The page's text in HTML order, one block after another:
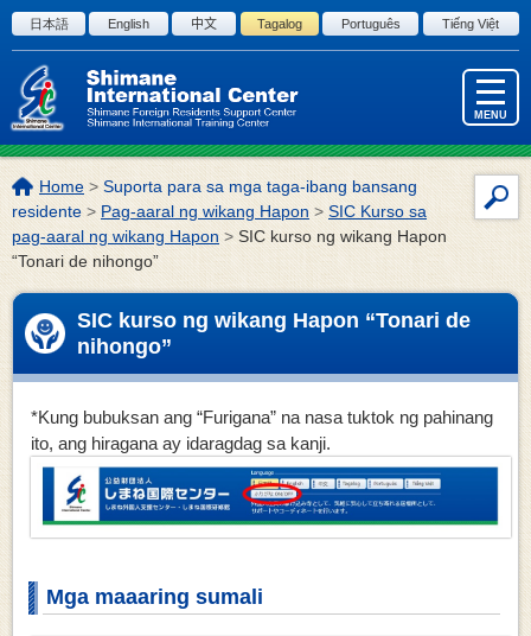
Skip to the body
日本語 English 中文 Tagalog Português Tiếng Việt
MENU
sa
ng
Lokasyon
ng
page:
Home >Suporta para sa mga taga-ibang bansang
residente >Pag-aaral ng wikang Hapon> SIC Kurso sa
pag-aaral ng wikang Hapon> SIC kurso ng wikang Hapon
“Tonari de nihongo”
SIC kurso ng wikang Hapon “Tonari de
nihongo”
*Kung bubuksan ang “Furigana” na nasa tuktok ng pahinang
ito, ang hiragana ay idaragdag sa kanji.
Mga maaaring sumali